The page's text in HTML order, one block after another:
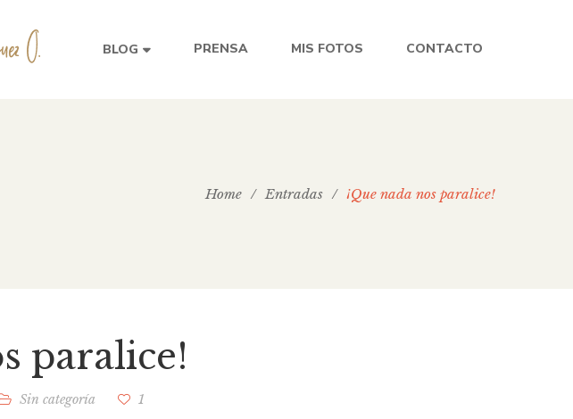
BLOG PRENSA MIS FOTOS CONTACTO
Home / Entradas / ¡Que nada nos paralice!
paralice!
Sin categoría 1